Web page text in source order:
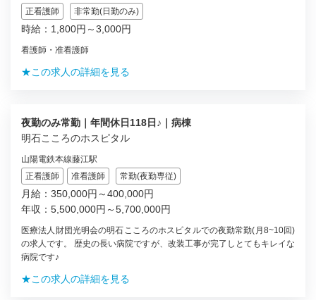
正看護師 非常勤(日勤のみ)
時給：1,800円～3,000円
看護師・准看護師
★この求人の詳細を見る
夜勤のみ常勤｜年間休日118日♪｜病棟
明石こころのホスピタル
山陽電鉄本線藤江駅
正看護師
准看護師 常勤(夜勤専従)
月給：350,000円～400,000円
年収：5,500,000円～5,700,000円
医療法人財団光明会の明石こころのホスピタルでの夜勤常勤(月8~10回)
の求人です。 歴史の長い病院ですが、改装工事が完了しとてもキレイな
病院です♪
★この求人の詳細を見る